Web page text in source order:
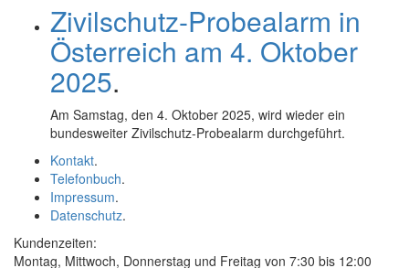
Zivilschutz-Probealarm in
Österreich am 4. Oktober
2025.
Am Samstag, den 4. Oktober 2025, wird wieder ein
bundesweiter Zivilschutz-Probe­alarm durchgeführt.
Kontakt.
Telefonbuch.
Impressum.
Datenschutz.
Kundenzeiten:
Montag, Mittwoch, Donnerstag und Freitag von 7:30 bis 12:00